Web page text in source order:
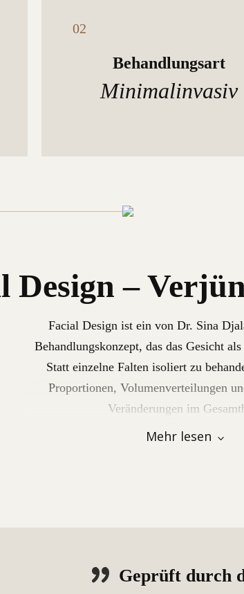
Behandlungsart
Minimalinvasiv
Design –
Facial Design ist ein von Dr. Sina
Behandlungskonzept, das das Gesicht
Statt einzelne Falten isoliert zu
Proportionen, Volumenverteilungen
Veränderungen im
Mehr lesen
Geprüft durch